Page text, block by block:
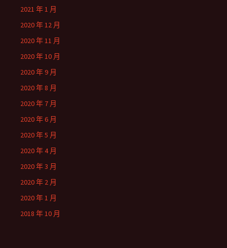
2021 年 1 月
2020 年 12 月
2020 年 11 月
2020 年 10 月
2020 年 9 月
2020 年 8 月
2020 年 7 月
2020 年 6 月
2020 年 5 月
2020 年 4 月
2020 年 3 月
2020 年 2 月
2020 年 1 月
2018 年 10 月